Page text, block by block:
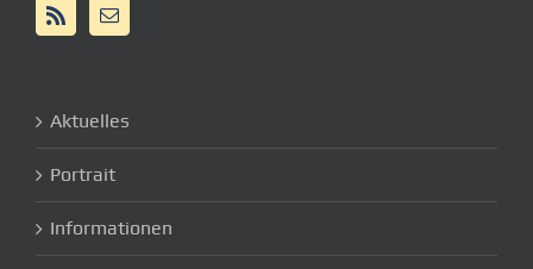
Aktuelles
Portrait
Informationen